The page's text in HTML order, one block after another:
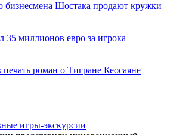
бизнесмена Шостака продают кружки
миллионов евро за игрока
роман о Тигране Кеосаяне
игры-экскурсии